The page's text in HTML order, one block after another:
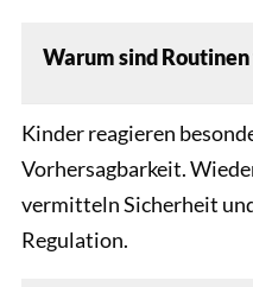
Warum sind
Kinder reagieren
Vorhersagbarkeit.
vermitteln Sicherheit
Regulation.